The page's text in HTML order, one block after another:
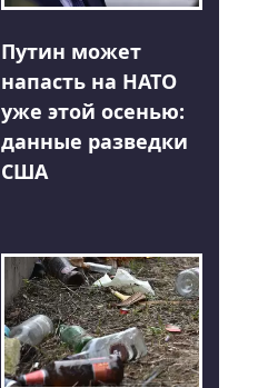
Путин может
напасть на НАТО
уже этой осенью:
данные разведки
США